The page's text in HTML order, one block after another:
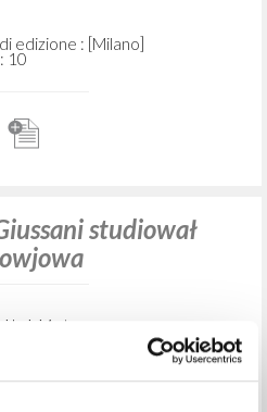
edizione : [Milano]
10
studiował
Luigi Autore